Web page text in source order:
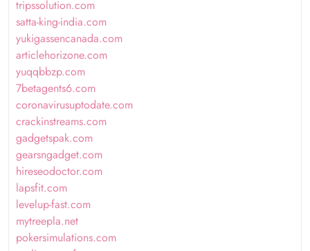
tripssolution.com
satta-king-india.com
yukigassencanada.com
articlehorizone.com
yuqqbbzp.com
7betagents6.com
coronavirusuptodate.com
crackinstreams.com
gadgetspak.com
gearsngadget.com
hireseodoctor.com
lapsfit.com
levelup-fast.com
mytreepla.net
pokersimulations.com